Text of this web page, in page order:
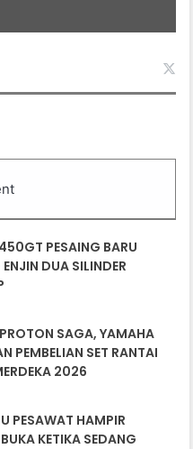
PESAING BARU
DUA SILINDER
SAGA, YAMAHA
PEMBELIAN SET RANTAI
2026
PESAWAT HAMPIR
KETIKA SEDANG